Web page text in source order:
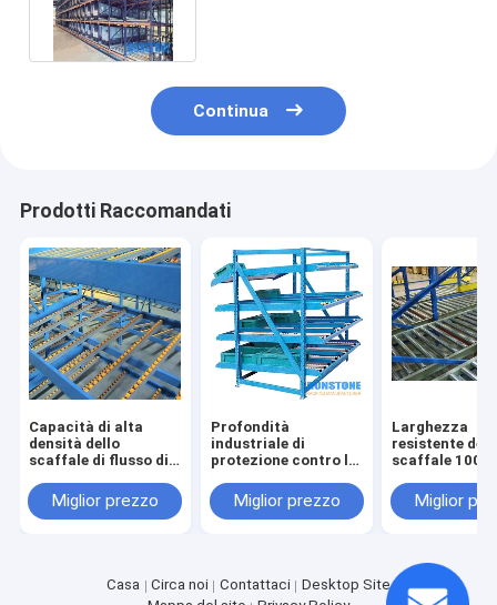
Continua
Prodotti Raccomandati
Capacità di alta
densità dello
scaffale di flusso di
contro la corrosione
Miglior prezzo
Profondità
industriale di
protezione contro la
scaffale di flusso di
pallet 1000-4500mm
Miglior prezzo
Larghezza
resistente
scaffale 1000-
pallet del
Miglior
Casa Circa noi Contattaci
Desktop Site